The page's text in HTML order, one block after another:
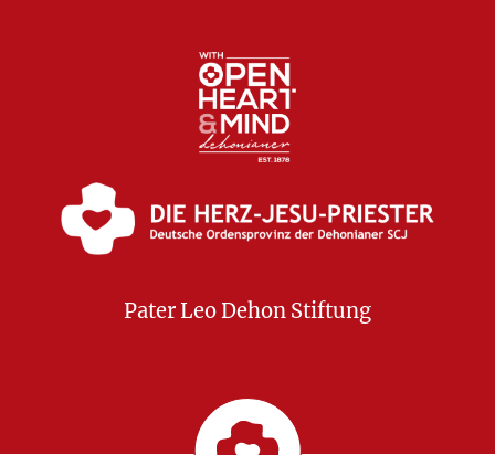
Pater Leo Dehon Stiftung